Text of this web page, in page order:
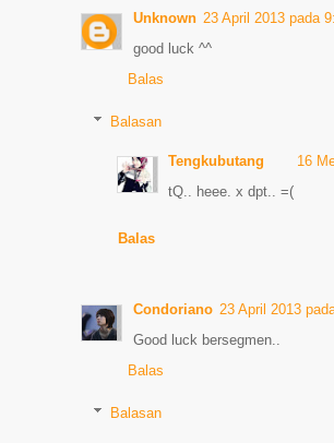
Unknown 23 April 2013 pada
good luck ^^
Balas
Balasan
Tengkubutang
16
tQ.. heee. x dpt.. =(
Balas
Condoriano 23 April 2013
Good luck bersegmen..
Balas
Balasan